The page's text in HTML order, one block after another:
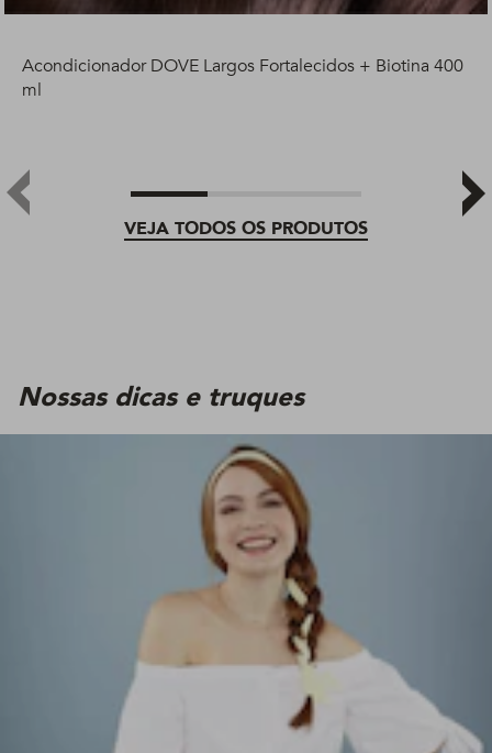
VEJA TODOS OS PRODUTOS
Acondicionador DOVE Largos Fortalecidos + Biotina 400
ml
Nossas dicas e truques